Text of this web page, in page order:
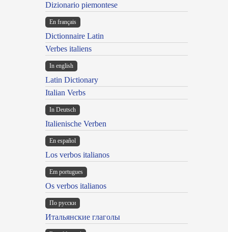
Dizionario piemontese
En français
Dictionnaire Latin
Verbes italiens
In english
Latin Dictionary
Italian Verbs
In Deutsch
Italienische Verben
En español
Los verbos italianos
Em portugues
Os verbos italianos
По русски
Итальянские глаголы